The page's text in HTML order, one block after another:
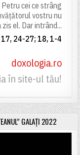
cei ce strâng
vostru nu
el. Dar intrând...
17, 24-27; 18, 1-4
doxologia.ro
în site-ul tău!
GALAȚI 2022